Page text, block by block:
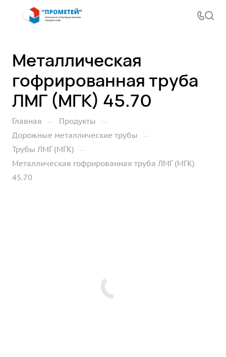
Металлическая
гофрированная труба
ЛМГ (МГК) 45.70
Главная — Продукты —
Дорожные металлические трубы —
Трубы ЛМГ (МГК) —
Металлическая гофрированная труба ЛМГ (МГК)
45.70